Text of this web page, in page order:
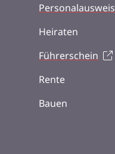
Personalausweis
Heiraten
Führerschein
Rente
Bauen